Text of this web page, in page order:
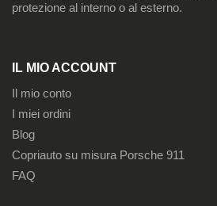
protezione al interno o al esterno.
IL MIO ACCOUNT
Il mio conto
I miei ordini
Blog
Copriauto su misura Porsche 911
FAQ